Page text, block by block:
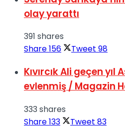
olay yarattı
391 shares
Share156 Tweet 98
Kıvırcık Ali geçen yıl
evlenmiş / Magazin
333 shares
Share133 Tweet 83